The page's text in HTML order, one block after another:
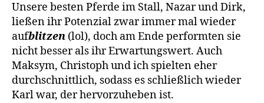
Unsere besten Pferde im Stall, Nazar und Dirk,
ließen ihr Potenzial zwar immer mal wieder
aufblitzen (lol), doch am Ende performten sie
nicht besser als ihr Erwartungswert. Auch
Maksym, Christoph und ich spielten eher
durchschnittlich, sodass es schließlich wieder
Karl war, der hervorzuheben ist.